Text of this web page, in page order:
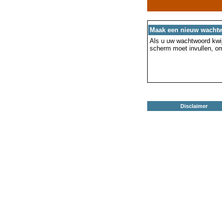
Maak een nieuw
Als u uw wachtwoord
scherm moet invullen,
Disclaimer